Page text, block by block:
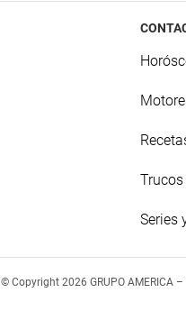
Series
© Copyright 2026 GRUPO AMERICA